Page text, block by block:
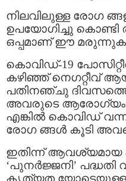
നിലവിലുള്ള രോഗ
ഉപയോഗിച്ചു കൊണ്ടി
ഒപ്പമാണ് ഈ
കൊവിഡ്-19
കഴിഞ്ഞ് നെഗറ്റീവ്
പതിനഞ്ചു ദിവസത്തെ
അവരുടെ ആരോഗ്യം
എങ്കിൽ കൊവിഡ്
രോഗ ങ്ങൾ കൂടി
ഇതിന്ന്‌
‘പുനർജ്ജനി’
കൃത്യത യോടെയുള്ള